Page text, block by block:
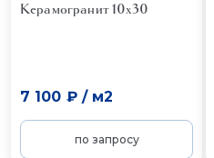
Керамогранит 10x30
7 100 ₽/ м2
по запросу